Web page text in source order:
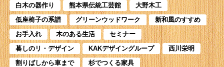
白木の器作り
熊本県伝統工芸館
大野木工
低座椅子の系譜
グリーンウッドワーク
新和風のすすめ
お手入れ
木のある生活
セミナー
暮しのリ・デザイン
KAKデザイングループ
西川栄明
割りばしから車まで
杉でつくる家具